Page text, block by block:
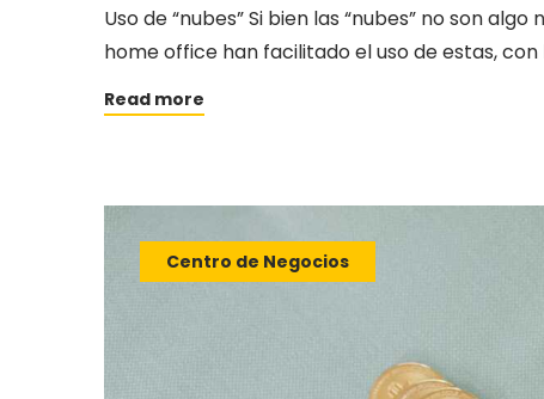
Uso de “nubes” Si bien las “nubes” no son
home office han facilitado el uso de estas, con
Read more
Centro de Negocios